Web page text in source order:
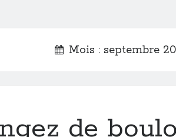
Mois : septembre
de